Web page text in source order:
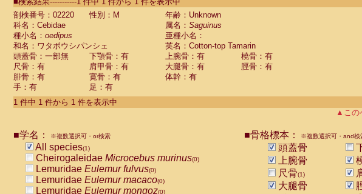
CebidaeSaguinus labiatus(0)
Cebidae Saguinus leucopus (0)
Cebidae
Cebidae
CebidaeSaguinus nigricollis (0)
Cebidae Saguinus oedipus
Cebidae Saguinus weddelli
Cebidae Saguinusspp.
Cebidae Aotus trivirgatus
Cebidae Cebus albifrons
CebidaeCebus nigrivittatus
CebidaeCebus
CebidaeSaimiri boliviensis(0)
CebidaeSaimiri sciureus(0)
AtelidaeAlouatta caraya(0)
AtelidaeAlouatta fusca(0)
剖検番号：02220
性別：M
年齢：Unknown
科名：Cebidae
属名： Saguinus
種小名： oedipus
亜種小名：
和名：ワタボウシパンシェ
英名：Cotton-top Tamarin
頭蓋骨：一部無
下顎骨：有 上腕骨：有
橈骨：有
尺骨：有
肩甲骨：有 大腿骨：有
脛骨：有
腓骨：有
寛骨：有
体幹：有
手：有
足：有
1 件中 1 件から 1 件を表示中
▲この
■学名： ※複数選択可・or検索
All species(1)
Cheirogaleidae Microcebus murinus(0)
Lemuridae Eulemur fulvus(0)
Lemuridae Eulemur macaco(0)
Lemuridae Eulemur mongoz(0)
■骨格標本： ※複数選択可・and検
頭蓋骨
上腕骨
尺骨(1)
大腿骨